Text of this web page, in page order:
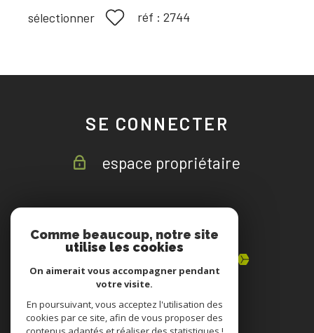
sélectionner réf :2744
SE CONNECTER
espace propriétaire
ADHÉRENTS
Comme beaucoup, notre site
utilise les cookies
On aimerait vous accompagner pendant
votre visite.
En poursuivant, vous acceptez l'utilisation des
cookies par ce site, afin de vous proposer des